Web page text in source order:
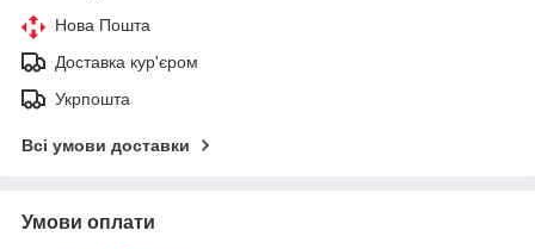
Нова Пошта
Доставка кур'єром
Укрпошта
Всі умови доставки
Умови оплати